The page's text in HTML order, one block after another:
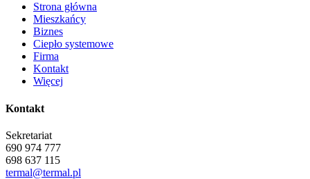
Strona główna
Mieszkańcy
Biznes
Ciepło systemowe
Firma
Kontakt
Więcej
Kontakt
Sekretariat
690 974 777
698 637 115
termal@termal.pl